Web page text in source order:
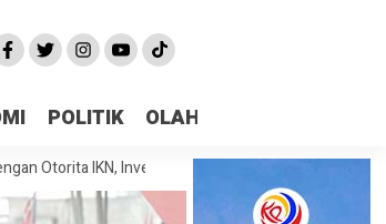
POLITIK OLAHRAGA
Investasi dan Kolaborasi Jadi Fokus Pembahasan